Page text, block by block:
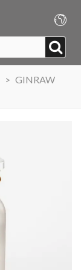
> GINRAW